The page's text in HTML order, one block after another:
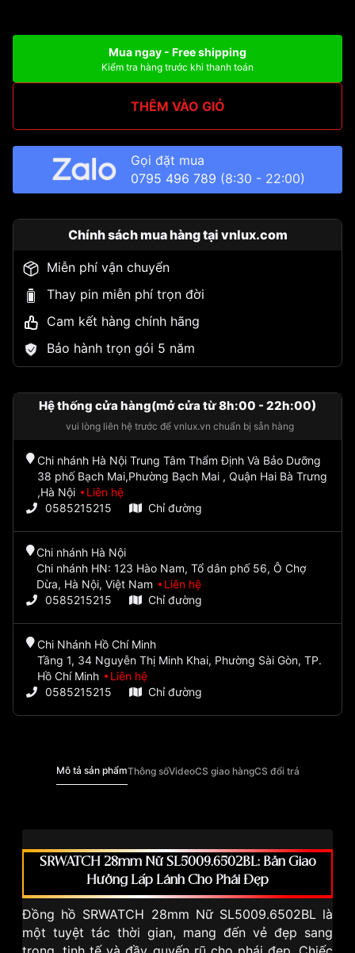
Mua ngay - Free shipping
Kiểm tra hàng trước khi thanh toán
THÊM VÀO GIỎ
Gọi đặt mua
0795 496 789 (8:30 - 22:00)
Chính sách mua hàng tại vnlux.com
Miễn phí vận chuyển
Thay pin miễn phí trọn đời
Cam kết hàng chính hãng
Bảo hành trọn gói 5 năm
Hệ thống cửa hàng(mở cửa từ 8h:00 - 22h:00)
vui lòng liên hệ trước để vnlux.vn chuẩn bị sẵn hàng
Chi nhánh Hà Nội Trung Tâm Thẩm Định Và Bảo Dưỡng
38 phố Bạch Mai,Phường Bạch Mai , Quận Hai Bà Trưng
,Hà Nội
Liên hệ
0585215215
Chỉ đường
Chi nhánh Hà Nội
Chi nhánh HN: 123 Hào Nam, Tổ dân phố 56, Ô Chợ
Dừa, Hà Nội, Việt Nam
Liên hệ
0585215215
Chỉ đường
Chi Nhánh Hồ Chí Minh
Tầng 1, 34 Nguyễn Thị Minh Khai, Phường Sài Gòn, TP.
Hồ Chí Minh
Liên hệ
0585215215
Chỉ đường
Mô tả sản phẩmThông sốVideoCS giao hàngCS đổi trả
SRWATCH 28mm Nữ SL5009.6502BL: Bản Giao
Hưởng Lấp Lánh Cho Phái Đẹp
Đồng hồ SRWATCH 28mm Nữ SL5009.6502BL là
một tuyệt tác thời gian, mang đến vẻ đẹp sang